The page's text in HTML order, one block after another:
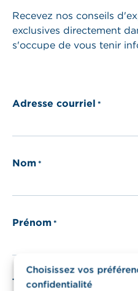
Choisissez vos
confidentialité
Recevez nos conseils
exclusives directement
s'occupe de vous tenir
Adresse courriel *
Nom *
Prénom *
Téléphone